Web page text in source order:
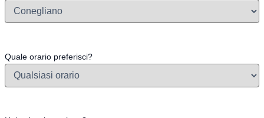
Quale orario preferisci?